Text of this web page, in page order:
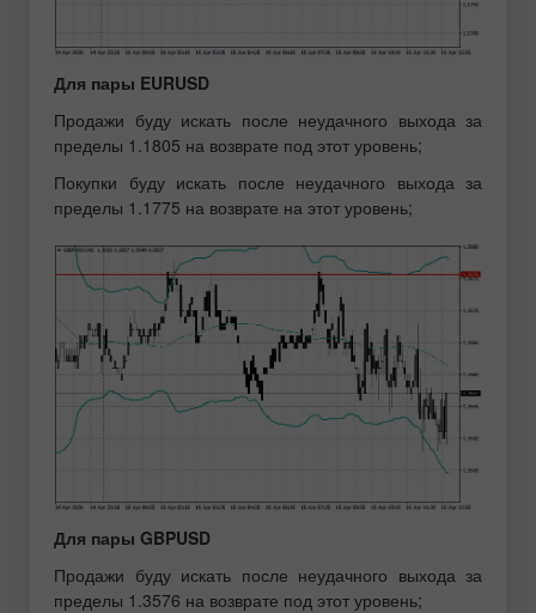
Для пары EURUSD
Продажи буду искать после неудачного выхода за
пределы 1.1805 на возврате под этот уровень;
Покупки буду искать после неудачного выхода за
пределы 1.1775 на возврате на этот уровень;
Для пары GBPUSD
Продажи буду искать после неудачного выхода за
пределы 1.3576 на возврате под этот уровень;